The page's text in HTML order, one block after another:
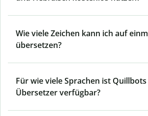
Wie viele Zeichen kann ich auf
übersetzen?
Für wie viele Sprachen ist Quillbots
Übersetzer verfügbar?